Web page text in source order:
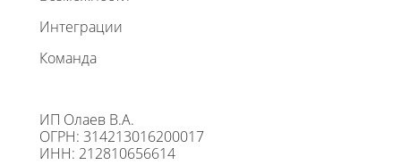
Интеграции
Команда
ИП Олаев В.А.
ОГРН: 314213016200017
ИНН: 212810656614